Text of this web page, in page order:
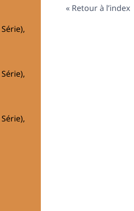
Série),
Série),
Série),
Retour à l’index